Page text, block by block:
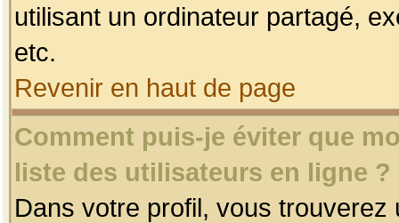
utilisant un ordinateur partagé,
etc.
Revenir en haut de page
Comment puis-je éviter que
liste des utilisateurs en ligne ?
Dans votre profil, vous